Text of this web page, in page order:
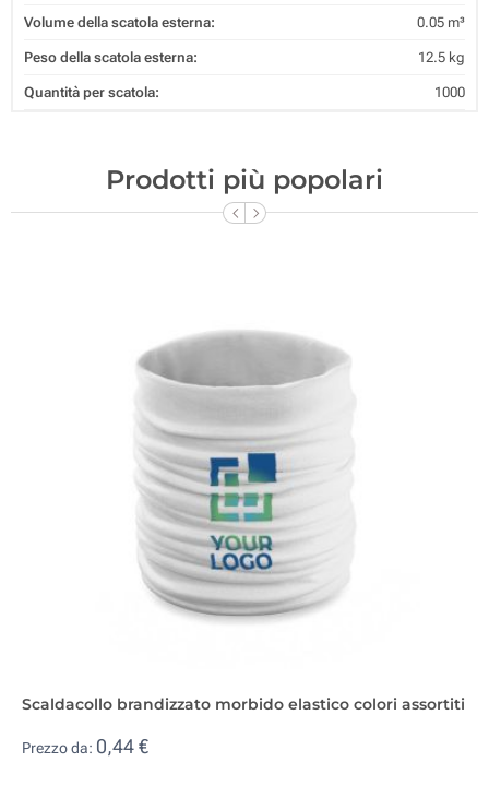
Volume della scatola esterna: 0.05 m³
Peso della scatola esterna: 12.5 kg
Quantità per scatola: 1000
Prodotti più popolari
Scaldacollo brandizzato morbido elastico colori assortiti
Prezzo da: 0,44 €